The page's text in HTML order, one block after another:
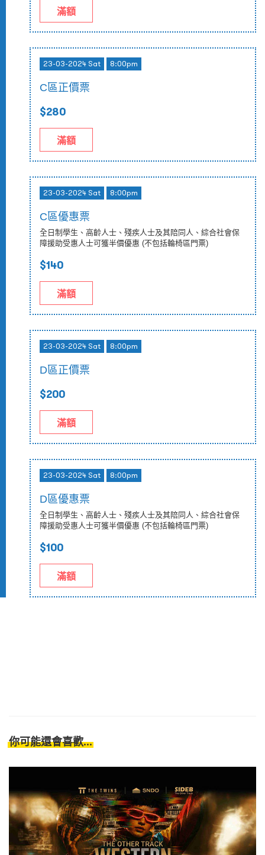
滿額
23-03-2024 Sat 8:00pm
C區正價票
$280
滿額
23-03-2024 Sat 8:00pm
C區優惠票
全日制學生、高齡人士、殘疾人士及其陪同人、綜合社會保
障援助受惠人士可獲半價優惠 (不包括輪椅區門票)
$140
滿額
23-03-2024 Sat 8:00pm
D區正價票
$200
滿額
23-03-2024 Sat 8:00pm
D區優惠票
全日制學生、高齡人士、殘疾人士及其陪同人、綜合社會保
障援助受惠人士可獲半價優惠 (不包括輪椅區門票)
$100
滿額
你可能還會喜歡...